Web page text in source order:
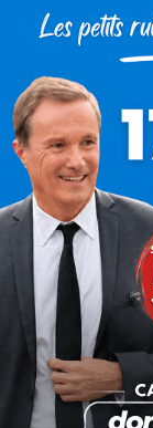
Koufra.
C’est lui qui
fait le
grandeur à la
servir une
abatte des
Eric Anceau
Responsable
Délégué
Catégorie :